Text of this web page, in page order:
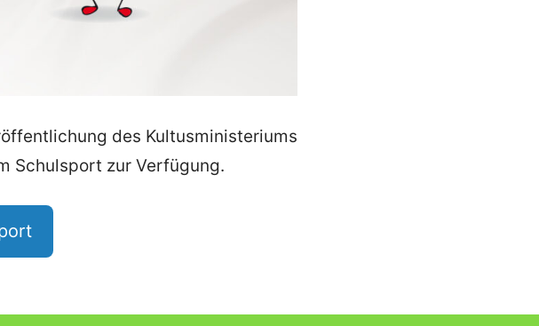
des Kultusministeriums
Schulsport zur Verfügung.